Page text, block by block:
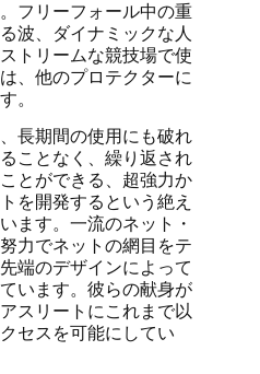
フリーフォール中の重
波、ダイナミックな人
トリームな競技場で使
、他のプロテクターに
。
長期間の使用にも破れ
ことなく、繰り返され
とができる、超強力か
を開発するという絶え
ます。一流のネット・
力でネットの網目をテ
端のデザインによって
います。彼らの献身が
スリートにこれまで以
セスを可能にしてい